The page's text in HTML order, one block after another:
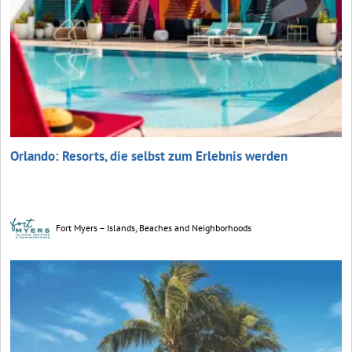
Orlando: Resorts, die selbst zum Erlebnis werden
Fort Myers – Islands, Beaches and Neighborhoods